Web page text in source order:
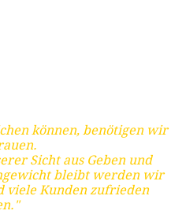
können, benötigen wir
Sicht aus Geben und
bleibt werden wir
viele Kunden zufrieden